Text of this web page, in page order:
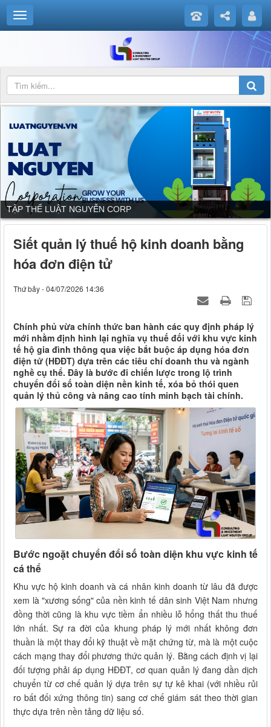
TẬP THỂ LUẬT NGUYỄN CORP
Siết quản lý thuế hộ kinh doanh bằng
hóa đơn điện tử
Thứ bảy - 04/07/2026 14:36
Chính phủ vừa chính thức ban hành các quy định pháp lý
mới nhằm định hình lại nghĩa vụ thuế đối với khu vực kinh
tế hộ gia đình thông qua việc bắt buộc áp dụng hóa đơn
điện tử (HĐĐT) dựa trên các tiêu chí doanh thu và ngành
nghề cụ thể. Đây là bước đi chiến lược trong lộ trình
chuyển đổi số toàn diện nền kinh tế, xóa bỏ thói quen
quản lý thủ công và nâng cao tính minh bạch tài chính.
Bước ngoặt chuyển đổi số toàn diện khu vực kinh tế
cá thể
Khu vực hộ kinh doanh và cá nhân kinh doanh từ lâu đã được
xem là "xương sống" của nền kinh tế dân sinh Việt Nam nhưng
đồng thời cũng là khu vực tiềm ẩn nhiều lỗ hổng thất thu thuế
lớn nhất. Sự ra đời của khung pháp lý mới nhất không đơn
thuần là một thay đổi kỹ thuật về mặt chứng từ, mà là một cuộc
cách mạng thay đổi phương thức quản lý. Bằng cách định vị lại
đối tượng phải áp dụng HĐĐT, cơ quan quản lý đang dần dịch
chuyển từ cơ chế quản lý dựa trên sự tự kê khai (với nhiều rủi
ro bất đối xứng thông tin) sang cơ chế giám sát theo thời gian
thực dựa trên nền tảng dữ liệu số.